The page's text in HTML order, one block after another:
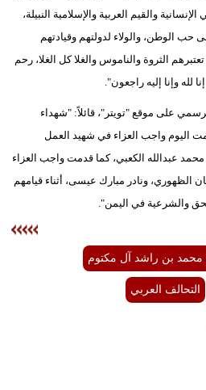
والقيم العربية والإسلامية النبيلة،
حب الوطن، والولاء لدولتهم وقيادتهم
تعتبرهم الثروة والناموس والغلا كل الغلا، رحم
لله وإنا إليه راجعون".
على موقع "تويتر"، قائلاً: "شهداء
اليوم واجب العزاء في شهيد العمل
محمد عبدالله الكعبي، كما قدمت واجب العزاء
ونادر مبارك عيسى، أثناء قيامهم
والشرعية في اليمن".
محمد بن راشد آل مكتوم
التحالف العربي